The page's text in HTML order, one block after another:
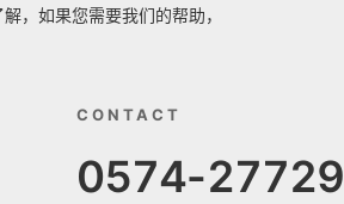
，如果您需要我们的帮助，
CONTACT
0574-